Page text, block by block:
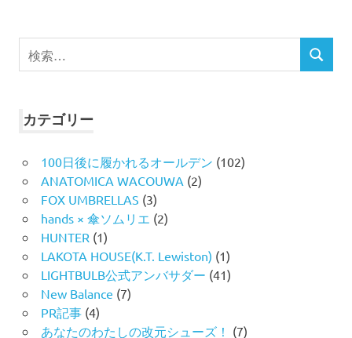
検
索
検
カテゴリー
100日後に履かれるオールデン (102)
ANATOMICA WACOUWA (2)
FOX UMBRELLAS (3)
hands × 傘ソムリエ (2)
HUNTER (1)
LAKOTA HOUSE(K.T. Lewiston) (1)
LIGHTBULB公式アンバサダー (41)
New Balance (7)
PR記事(4)
あなたのわたしの改元シューズ！ (7)